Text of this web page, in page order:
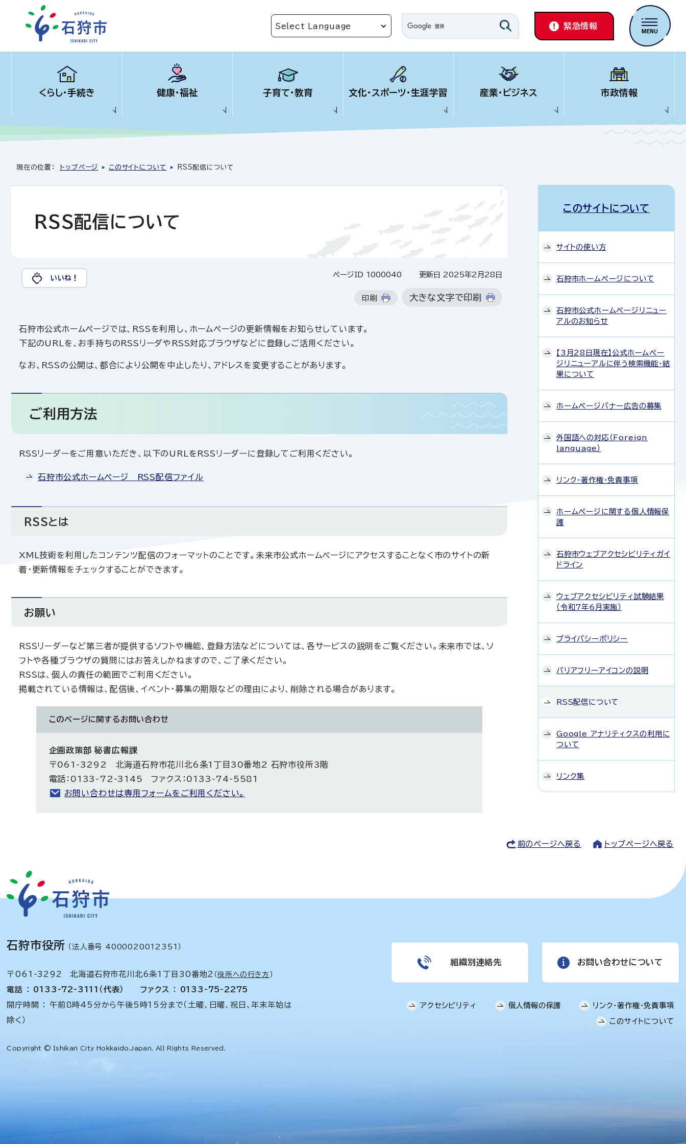
緊急情報
くらし・手続き 健康・福祉 子育て・教育 文化・スポーツ・生涯学習 産業・ビジネス 市政情報
現在の位置： トップページ このサイトについて RSS配信について
RSS配信について
いいね！ ページID 1000040 更新日 2025年2月28日
印刷 大きな文字で印刷
石狩市公式ホームページでは、RSSを利用し、ホームページの更新情報をお知らせしています。
下記のURLを、お手持ちのRSSリーダやRSS対応ブラウザなどに登録しご活用ください。
なお、RSSの公開は、都合により公開を中止したり、アドレスを変更することがあります。
ご利用方法
RSSリーダーをご用意いただき、以下のURLをRSSリーダーに登録してご利用ください。
石狩市公式ホームページ RSS配信ファイル
RSSとは
XML技術を利用したコンテンツ配信のフォーマットのことです。未来市公式ホームページにアクセスすることなく市のサイトの新
着・更新情報をチェックすることができます。
お願い
RSSリーダーなど第三者が提供するソフトや機能、登録方法などについては、各サービスの説明をご覧ください。未来市では、ソ
フトや各種ブラウザの質問にはお答えしかねますので、ご了承ください。
RSSは、個人の責任の範囲でご利用ください。
掲載されている情報は、配信後、イベント・募集の期限などの理由により、削除される場合があります。
このページに関する お問い合わせ
企画政策部 秘書広報課
〒061-3292 北海道石狩市花川北6条1丁目30番地2 石狩市役所3階
電話：0133-72-3145 ファクス：0133-74-5581
お問い合わせは専用フォームをご利用ください。
このサイトについて
サイトの使い方
石狩市ホームページについて
石狩市公式ホームページリニュー
アルのお知らせ
【3月28日現在】公式ホームペー
ジリニューアルに伴う検索機能・結
果について
ホームページバナー広告の募集
外国語への対応（Foreign
language）
リンク・著作権・免責事項
ホームページに関する個人情報保
護
石狩市ウェブアクセシビリティガイ
ドライン
ウェブアクセシビリティ試験結果
（令和7年6月実施）
プライバシーポリシー
バリアフリーアイコンの説明
RSS配信について
Google アナリティクスの利用に
ついて
リンク集
前のページへ戻る トップページへ戻る
石狩市役所 （法人番号 4000020012351）
〒061-3292 北海道石狩市花川北6条1丁目30番地2 （役所への行き方 ）
電話 ： 0133-72-3111（代表）
ファクス ： 0133-75-2275
開庁時間 ： 午前8時45分から午後5時15分まで（土曜、日曜、祝日、年末年始は
除く）
Copyright © Ishikari City Hokkaido,Japan. All Rights Reserved.
組織別連絡先 お問い合わせについて
アクセシビリティ 個人情報の保護 リンク・著作権・免責事項
このサイトについて